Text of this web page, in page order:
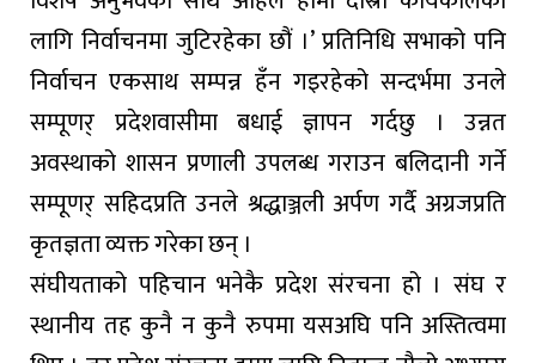
लागि निर्वाचनमा जुटिरहेका छौं ।’ प्रतिनिधि सभाको पनि
निर्वाचन एकसाथ सम्पन्न हँन गइरहेको सन्दर्भमा उनले
सम्पूणर् प्रदेशवासीमा बधाई ज्ञापन गर्दछु । उन्नत
अवस्थाको शासन प्रणाली उपलब्ध गराउन बलिदानी गर्ने
सम्पूणर् सहिदप्रति उनले श्रद्धाञ्जली अर्पण गर्दै अग्रजप्रति
कृतज्ञता व्यक्त गरेका छन् ।
संघीयताको पहिचान भनेकै प्रदेश संरचना हो । संघ र
स्थानीय तह कुनै न कुनै रुपमा यसअघि पनि अस्तित्वमा